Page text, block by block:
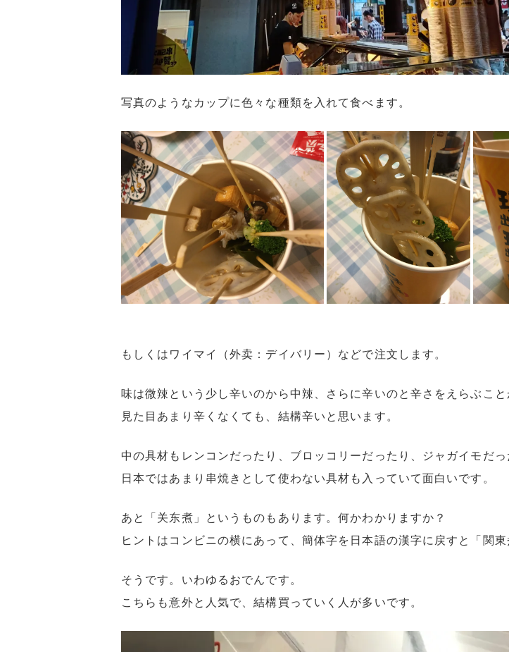
写真のようなカップに色々な種類を入れて食べます。
もしくはワイマイ（外卖：デイバリー）などで注文します。
味は微辣という少し辛いのから中辣、さらに辛いのと辛さをえらぶこと
見た目あまり辛くなくても、結構辛いと思います。
中の具材もレンコンだったり、ブロッコリーだったり、ジャガイモだっ
日本ではあまり串焼きとして使わない具材も入っていて面白いです。
あと「关东煮」というものもあります。何かわかりますか？
ヒントはコンビニの横にあって、簡体字を日本語の漢字に戻すと「関東
そうです。いわゆるおでんです。
こちらも意外と人気で、結構買っていく人が多いです。